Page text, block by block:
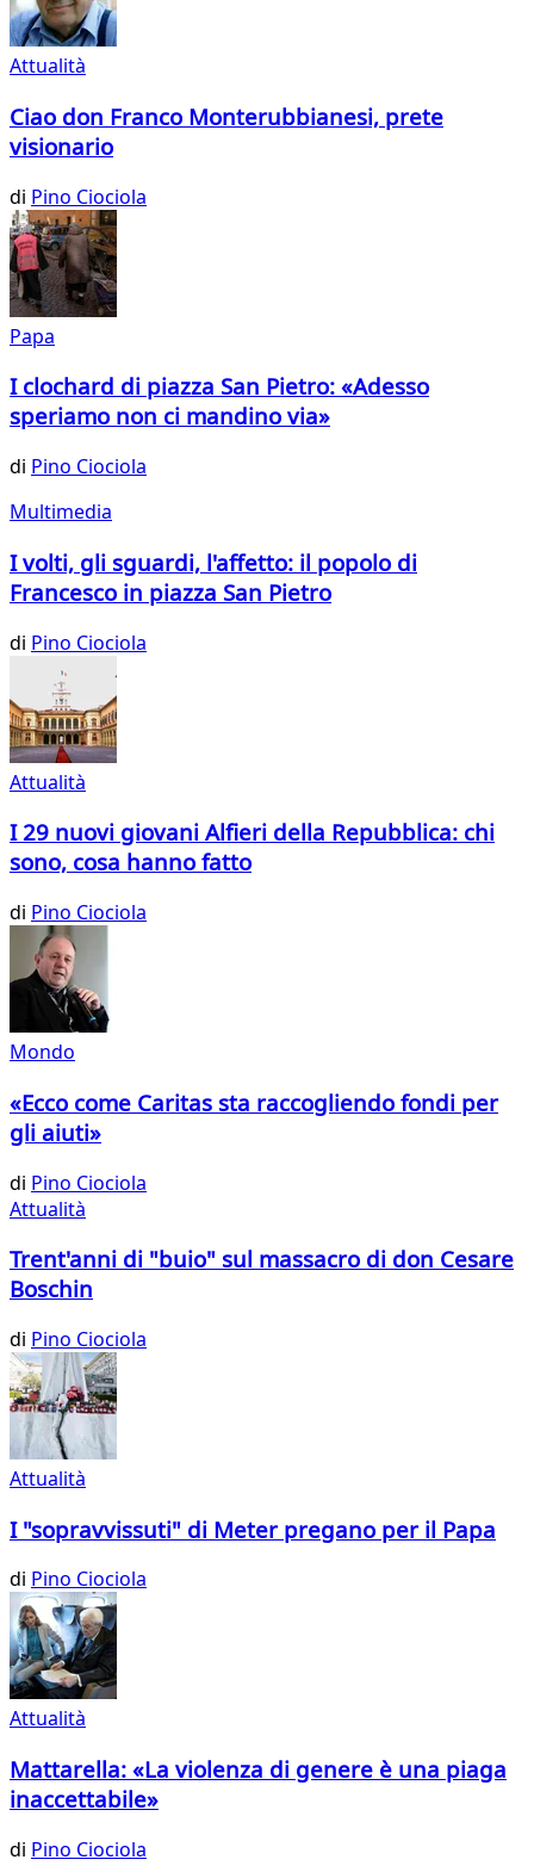
Attualità
Ciao don Franco Monterubbianesi, prete
visionario
di Pino Ciociola
Papa
I clochard di piazza San Pietro: «Adesso
speriamo non ci mandino via»
di Pino Ciociola
Multimedia
I volti, gli sguardi, l'affetto: il popolo di
Francesco in piazza San Pietro
di Pino Ciociola
Attualità
I 29 nuovi giovani Alfieri della Repubblica: chi
sono, cosa hanno fatto
di Pino Ciociola
Mondo
«Ecco come Caritas sta raccogliendo fondi per
gli aiuti»
di Pino Ciociola
Attualità
Trent'anni di "buio" sul massacro di don Cesare
Boschin
di Pino Ciociola
Attualità
I "sopravvissuti" di Meter pregano per il Papa
di Pino Ciociola
Attualità
Mattarella: «La violenza di genere è una piaga
inaccettabile»
di Pino Ciociola